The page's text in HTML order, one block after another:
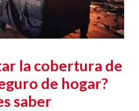
la cobertura de
de hogar?
saber